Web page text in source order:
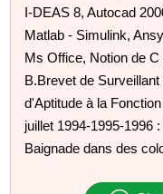
I-DEAS 8, Autocad
Matlab - Simulink,
Ms Office, Notion de
B.Brevet de
d'Aptitude à la
juillet 1994-1995-1996
Baignade dans des